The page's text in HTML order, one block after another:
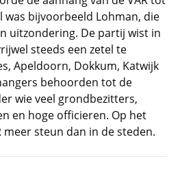
was bijvoorbeeld Lohman, die
uitzondering. De partij wist in
steeds een zetel te
Apeldoorn, Dokkum, Katwijk
behoorden tot de
wie veel grondbezitters,
en hoge officieren. Op het
meer steun dan in de steden.